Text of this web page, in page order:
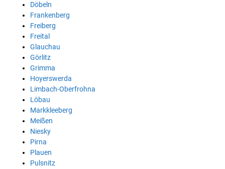
Döbeln
Frankenberg
Freiberg
Freital
Glauchau
Görlitz
Grimma
Hoyerswerda
Limbach-Oberfrohna
Löbau
Markkleeberg
Meißen
Niesky
Pirna
Plauen
Pulsnitz